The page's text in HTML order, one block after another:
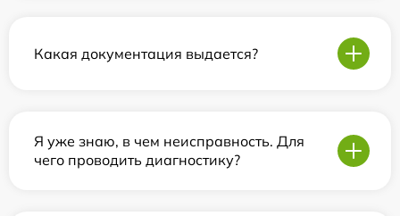
Какая документация выдается?
Я уже знаю, в чем неисправность. Для
чего проводить диагностику?